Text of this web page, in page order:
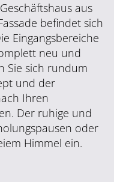
aus
befindet sich
Eingangsbereiche
neu und
Sie sich rundum
und der
Ihren
Der ruhige und
oder
Himmel ein.